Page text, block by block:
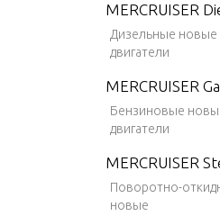
MERCRUISER
Дизельные новые
двигатели
MERCRUISER
Бензиновые
двигатели
MERCRUISER
Поворотно-
новые